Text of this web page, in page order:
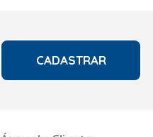
CADASTRAR